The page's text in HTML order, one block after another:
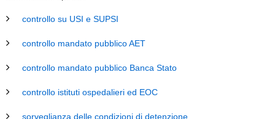
controllo su USI e SUPSI
controllo mandato pubblico AET
controllo mandato pubblico Banca Stato
controllo istituti ospedalieri ed EOC
sorveglianza delle condizioni di detenzione